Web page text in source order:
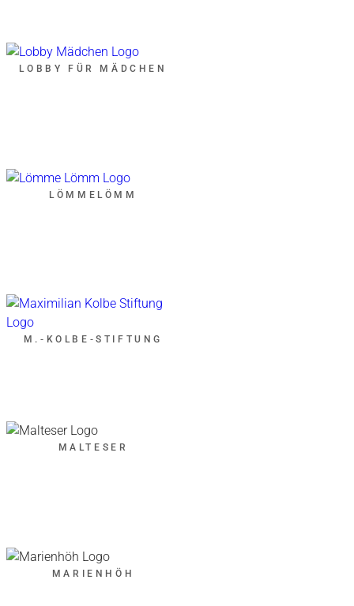
LOBBY FÜR MÄDCHEN
LÖMMELÖMM
M.-KOLBE-STIFTUNG
MALTESER
MARIENHÖH